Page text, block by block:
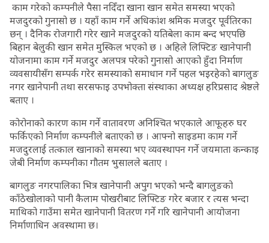
काम गरेको कम्पनीले पैसा नदिँदा खाना खान समेत समस्या भएको
मजदुरको गुनासो छ । यहाँ काम गर्ने अधिकांश श्रमिक मजदुर पूर्वतिरका
छन् । दैनिक रोजगारी गरेर खाने मजदुरको यतिबेला काम बन्द भएपछि
बिहान बेलुकी खान समेत मुस्किल भएको छ । अहिले लिफ्टिङ खानेपानी
योजनामा काम गर्ने मजदुर अलपत्र परेको गुनासो आएको हुँदा निर्माण
व्यवसायीसँग सम्पर्क गरेर समस्याको समाधान गर्ने पहल भइरहेको बागलुङ
नगर खानेपानी तथा सरसफाइ उपभोक्ता संस्थाका अध्यक्ष हरिप्रसाद श्रेष्ठले
बताए ।
कोरोनाको कारण काम गर्ने वातावरण अनिश्चित भएकाले आफूहरु घर
फर्किएको निर्माण कम्पनीले बताएको छ । आफ्नो साइडमा काम गर्ने
मजदुरलाई तत्काल खानाको समस्या भए व्यवस्थापन गर्ने जयमाता कन्काइ
जेबी निर्माण कम्पनीका गौतम भुसालले बताए ।
बागलुङ नगरपालिका भित्र खानेपानी अपुग भएको भन्दै बागलुङको
काँठेखोलाको पानी कैलाम पोखरीबाट लिफ्टिङ गरेर बजार र त्यस भन्दा
माथिको गाउँमा समेत खानेपानी वितरण गर्ने गरि खानेपानी आयोजना
निर्माणाधिन अवस्थामा छ।